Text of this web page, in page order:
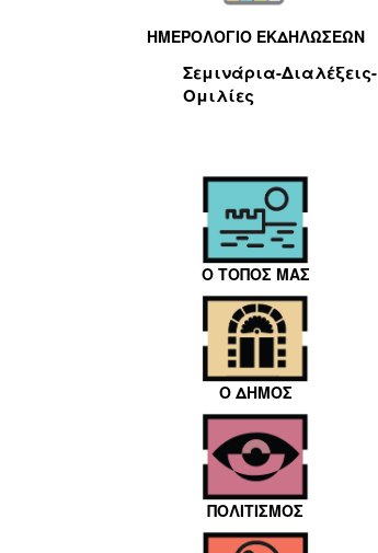
ΗΜΕΡΟΛΟΓΙΟ ΕΚΔΗΛΩΣΕΩΝ
Σεμινάρια-Διαλέξεις-
Ομιλίες
Ο ΤΟΠΟΣ ΜΑΣ
Ο ΔΗΜΟΣ
ΠΟΛΙΤΙΣΜΟΣ